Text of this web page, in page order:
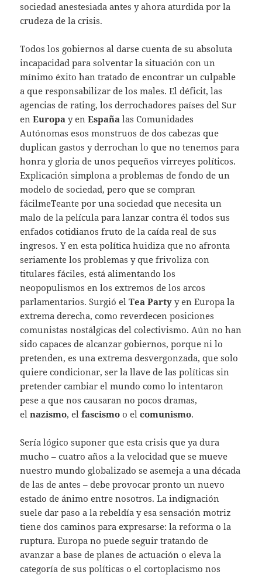
sociedad anestesiada antes y ahora aturdida por la
crudeza de la crisis.
Todos los gobiernos al darse cuenta de su absoluta
incapacidad para solventar la situación con un
mínimo éxito han tratado de encontrar un culpable
a que responsabilizar de los males. El déficit, las
agencias de rating, los derrochadores países del Sur
enEuropa y enEspaña las Comunidades
Autónomas esos monstruos de dos cabezas que
duplican gastos y derrochan lo que no tenemos para
honra y gloria de unos pequeños virreyes políticos.
Explicación simplona a problemas de fondo de un
modelo de sociedad, pero que se compran
fácilmeTeante por una sociedad que necesita un
malo de la película para lanzar contra él todos sus
enfados cotidianos fruto de la caída real de sus
ingresos. Y en esta política huidiza que no afronta
seriamente los problemas y que frivoliza con
titulares fáciles, está alimentando los
neopopulismos en los extremos de los arcos
parlamentarios. Surgió el Tea Party y en Europa la
extrema derecha, como reverdecen posiciones
comunistas nostálgicas del colectivismo. Aún no han
sido capaces de alcanzar gobiernos, porque ni lo
pretenden, es una extrema desvergonzada, que solo
quiere condicionar, ser la llave de las políticas sin
pretender cambiar el mundo como lo intentaron
pese a que nos causaran no pocos dramas,
elnazismo, elfascismo o elcomunismo.
Sería lógico suponer que esta crisis que ya dura
mucho – cuatro años a la velocidad que se mueve
nuestro mundo globalizado se asemeja a una década
de las de antes – debe provocar pronto un nuevo
estado de ánimo entre nosotros. La indignación
suele dar paso a la rebeldía y esa sensación motriz
tiene dos caminos para expresarse: la reforma o la
ruptura. Europa no puede seguir tratando de
avanzar a base de planes de actuación o eleva la
categoría de sus políticas o el cortoplacismo nos